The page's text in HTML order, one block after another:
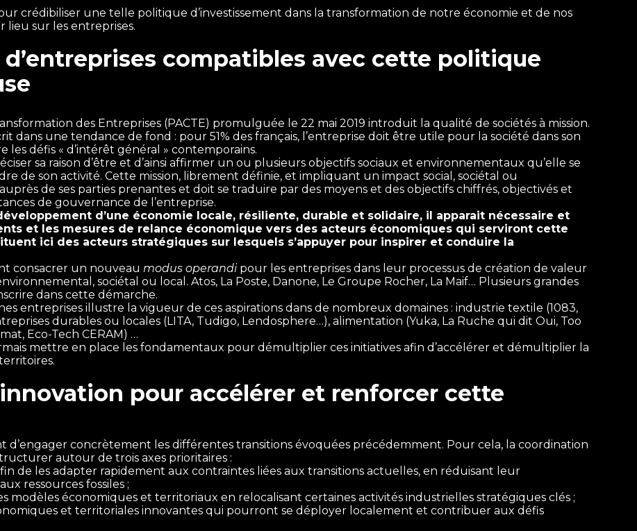
crédibiliser une telle politique d’investissement dans la transformation de notre économie et de nos
lieu sur les entreprises.
compatibles avec cette politique
des Entreprises (PACTE) promulguée le 22 mai 2019 introduit la qualité de sociétés à mission.
dans une tendance de fond : pour 51% des français, l’entreprise doit être utile pour la société dans son
défis « d’intérêt général » contemporains.
sa raison d’être et d’ainsi affirmer un ou plusieurs objectifs sociaux et environnementaux qu’elle se
de son activité. Cette mission, librement définie, et impliquant un impact social, sociétal ou
de ses parties prenantes et doit se traduire par des moyens et des objectifs chiffrés, objectivés et
de gouvernance de l’entreprise.
d’une économie locale, résiliente, durable et solidaire, il apparait nécessaire et
et les mesures de relance économique vers des acteurs économiques qui serviront cette
ici des acteurs stratégiques sur lesquels s’appuyer pour inspirer et conduire la
consacrer un nouveaumodus operandi pour les entreprises dans leur processus de création de valeur
sociétal ou local. Atos, La Poste, Danone, Le Groupe Rocher, La Maif… Plusieurs grandes
dans cette démarche.
entreprises illustre la vigueur de ces aspirations dans de nombreux domaines : industrie textile (1083,
durables ou locales (LITA, Tudigo, Lendosphere…), alimentation (Yuka, La Ruche qui dit Oui, Too
Eco-Tech CERAM) …
mettre en place les fondamentaux pour démultiplier ces initiatives afin d’accélérer et démultiplier la
pour accélérer et renforcer cette
d’engager concrètement les différentes transitions évoquées précédemment. Pour cela, la coordination
autour de trois axes prioritaires :
de les adapter rapidement aux contraintes liées aux transitions actuelles, en réduisant leur
ressources fossiles ;
modèles économiques et territoriaux en relocalisant certaines activités industrielles stratégiques clés ;
et territoriales innovantes qui pourront se déployer localement et contribuer aux défis